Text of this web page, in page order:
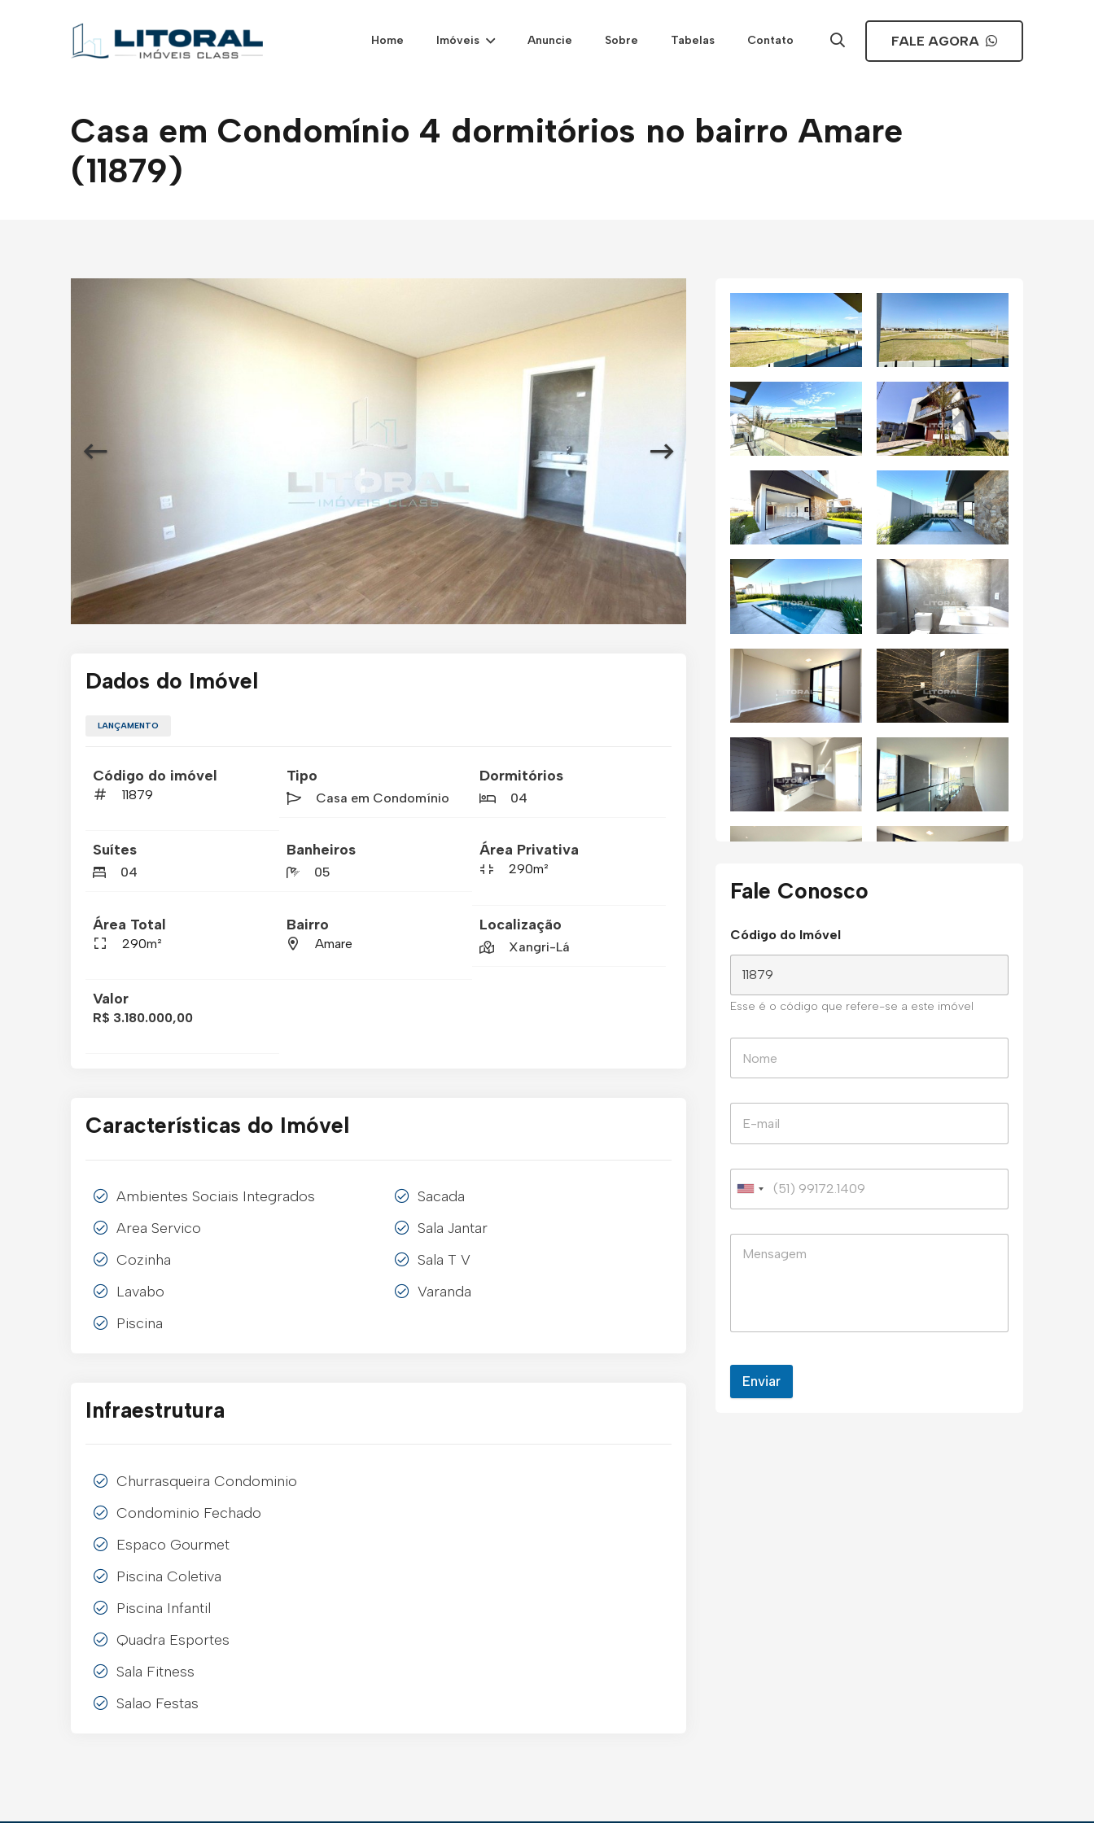
Home Imóveis Anuncie Sobre Tabelas Contato FALE AGORA
Casa em Condomínio 4 dormitórios no bairro Amare
(11879)
Dados do Imóvel
LANÇAMENTO
Código do imóvel
11879
Tipo
Casa em Condomínio
Dormitórios
04
Suítes
04
Banheiros
05
Área Privativa
290m²
Área Total
290m²
Bairro
Amare
Localização
Xangri-Lá
Valor
R$ 3.180.000,00
Características do Imóvel
Ambientes Sociais Integrados
Area Servico
Cozinha
Lavabo
Piscina
Sacada
Sala Jantar
Sala T V
Varanda
Infraestrutura
Churrasqueira Condominio
Condominio Fechado
Espaco Gourmet
Piscina Coletiva
Piscina Infantil
Quadra Esportes
Sala Fitness
Salao Festas
Fale Conosco
Código do Imóvel
Esse é o código que refere-se a este imóvel
Enviar